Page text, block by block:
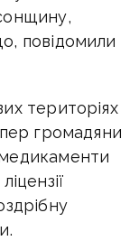
повідомили
територіях
громадяни